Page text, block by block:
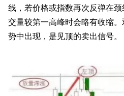
线，若价格或指数再次反弹在
交量较第一高峰时会略有收缩
势中出现，是见顶的卖出信号。